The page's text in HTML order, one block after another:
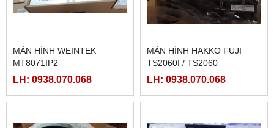
MÀN HÌNH WEINTEK
MT8071IP2
LH: 0938.070.068
MÀN HÌNH HAKKO FUJI
TS2060I / TS2060
LH: 0938.070.068